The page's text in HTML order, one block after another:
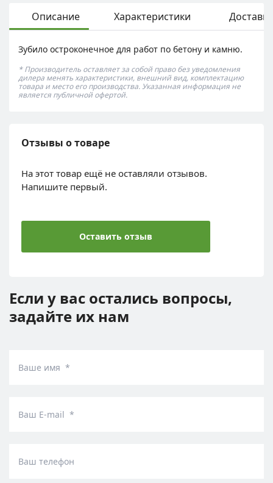
Описание Характеристики Доставка
Зубило остроконечное для работ по бетону и камню.
* Производитель оставляет за собой право без уведомления
дилера менять характеристики, внешний вид, комплектацию
товара и место его производства. Указанная информация не
является публичной офертой.
Отзывы о товаре
На этот товар ещё не оставляли отзывов.
Напишите первый.
Оставить отзыв
Если у вас остались вопросы,
задайте их нам
Ваше имя *
Ваш E-mail *
Ваш телефон